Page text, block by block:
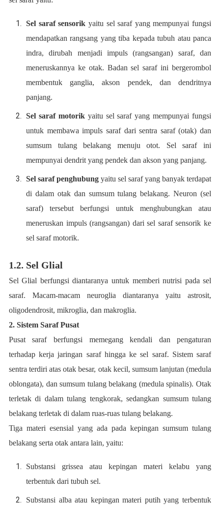
Sel saraf sensorik yaitu sel saraf yang mempunyai fungsi
mendapatkan rangsang yang tiba kepada tubuh atau panca
indra, dirubah menjadi impuls (rangsangan) saraf, dan
meneruskannya ke otak. Badan sel saraf ini bergerombol
membentuk ganglia, akson pendek, dan dendritnya
panjang.
Sel saraf motorikyaitu sel saraf yang mempunyai fungsi
untuk membawa impuls saraf dari sentra saraf (otak) dan
sumsum tulang belakang menuju otot. Sel saraf ini
mempunyai dendrit yang pendek dan akson yang panjang.
Sel saraf penghubungyaitu sel saraf yang banyak terdapat
di dalam otak dan sumsum tulang belakang. Neuron (sel
saraf) tersebut berfungsi untuk menghubungkan atau
meneruskan impuls (rangsangan) dari sel saraf sensorik ke
sel saraf motorik.
1.2. Sel Glial
Sel Glial berfungsi diantaranya untuk memberi nutrisi pada sel
saraf. Macam-macam neuroglia diantaranya yaitu astrosit,
oligodendrosit, mikroglia, dan makroglia.
2. Sistem Saraf Pusat
Pusat saraf berfungsi memegang kendali dan pengaturan
terhadap kerja jaringan saraf hingga ke sel saraf. Sistem saraf
sentra terdiri atas otak besar, otak kecil, sumsum lanjutan (medula
oblongata), dan sumsum tulang belakang (medula spinalis). Otak
terletak di dalam tulang tengkorak, sedangkan sumsum tulang
belakang terletak di dalam ruas-ruas tulang belakang.
Tiga materi esensial yang ada pada kepingan sumsum tulang
belakang serta otak antara lain, yaitu:
Substansi grissea atau kepingan materi kelabu yang
terbentuk dari tubuh sel.
Substansi alba atau kepingan materi putih yang terbentuk